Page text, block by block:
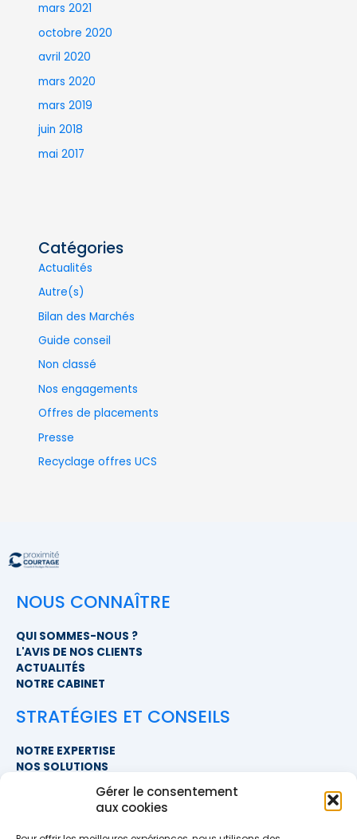
Gérer le consentement
aux cookies
mars 2021
octobre 2020
avril 2020
mars 2020
mars 2019
juin 2018
mai 2017
Catégories
Actualités
Autre(s)
Bilan des Marchés
Guide conseil
Non classé
Nos engagements
Offres de placements
Presse
Recyclage offres UCS
NOUS CONNAÎTRE
QUI SOMMES-NOUS ?
L'AVIS DE NOS CLIENTS
ACTUALITÉS
NOTRE CABINET
STRATÉGIES ET CONSEILS
NOTRE EXPERTISE
NOS SOLUTIONS
NOUS CONTACTER